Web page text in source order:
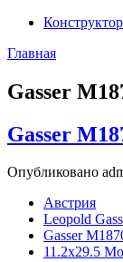
Главная
Gasser
Gasser
Опубликовано
Австрия
Leopold
Gasser
11.2x29.5